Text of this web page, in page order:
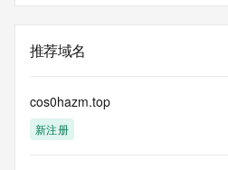
推荐域名
cos0hazm.top
新注册